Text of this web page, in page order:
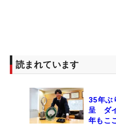
読まれています
35年ぶ
呈 ダ
年もこ